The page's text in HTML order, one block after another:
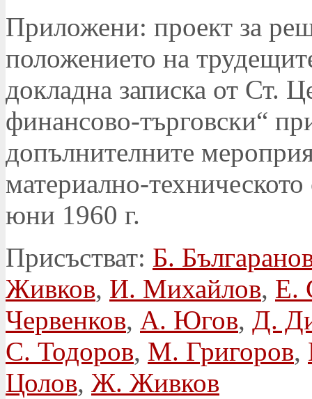
Приложени: проект за
положението на
докладна записка от Ст.
финансово-търговски“
допълнителните
материално-
юни 1960 г.
Присъстват: Б.
Живков, И. Михайлов, Е.
Червенков, А. Югов, Д.
С. Тодоров, М. Григоров,
Цолов, Ж. Живков